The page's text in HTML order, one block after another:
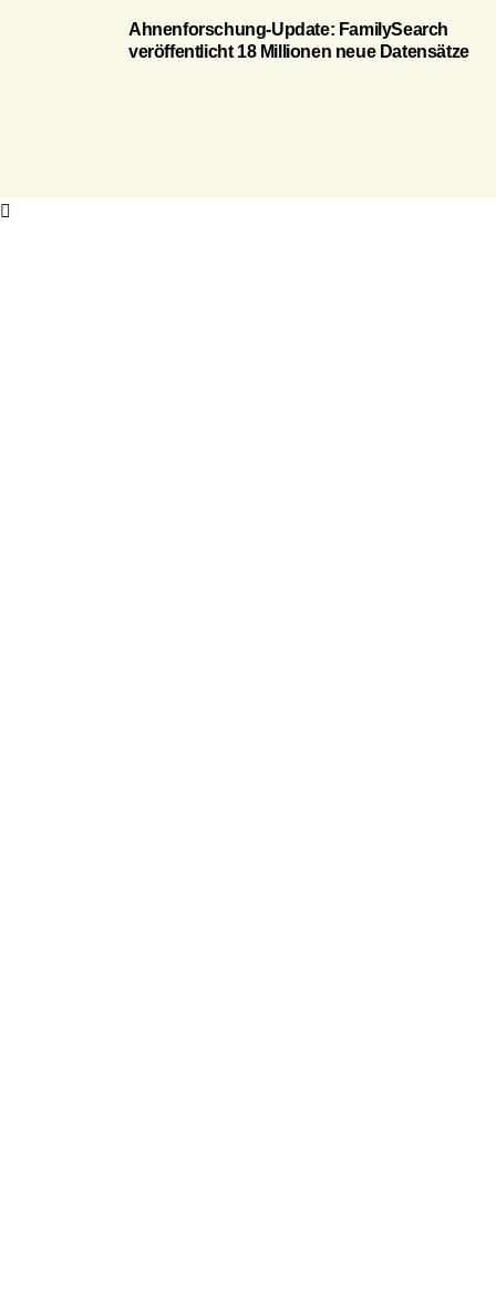
Ahnenforschung-Update: FamilySearch
veröffentlicht 18 Millionen neue Datensätze